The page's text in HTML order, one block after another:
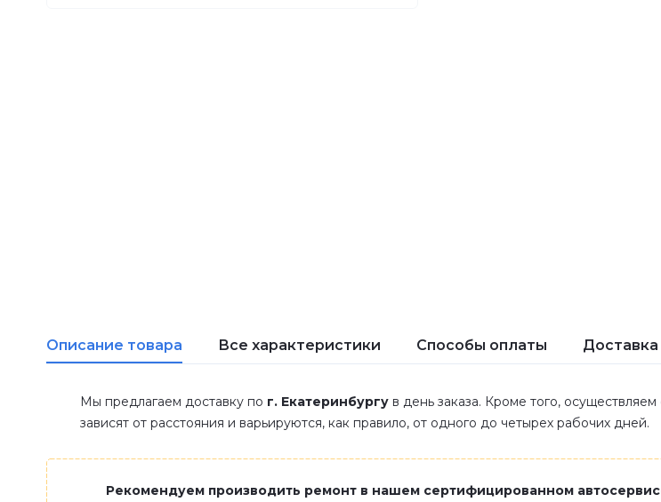
Описание товара Все характеристики Способы оплаты Доставка
Мы предлагаем доставку по г. Екатеринбургу в день заказа. Кроме того,
зависят от расстояния и варьируются, как правило, от одного до четырех рабочих дней.
Рекомендуем производить ремонт в нашем сертифицированном